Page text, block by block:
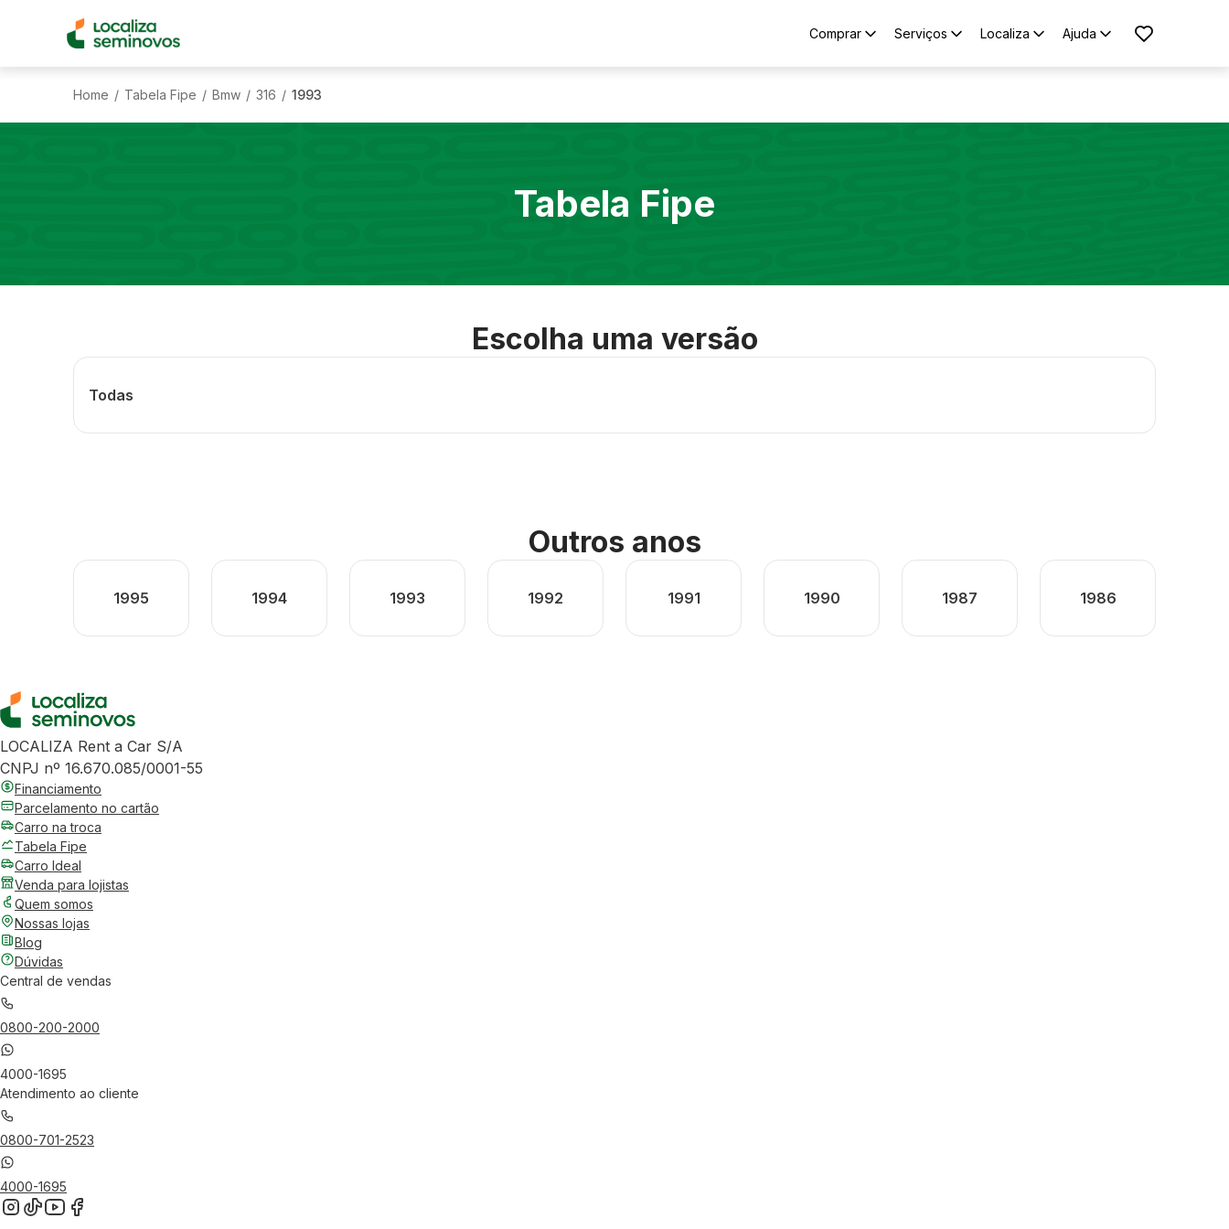
Comprar Serviços Localiza Ajuda
Home / Tabela Fipe / Bmw / 316 / 1993
Tabela Fipe
Escolha uma versão
Todas
Outros anos
1995 1994 1993 1992 1991 1990 1987 1986
LOCALIZA Rent a Car S/A
CNPJ nº 16.670.085/0001-55
Financiamento
Parcelamento no cartão
Carro na troca
Tabela Fipe
Carro Ideal
Venda para lojistas
Quem somos
Nossas lojas
Blog
Dúvidas
Central de vendas
0800-200-2000
4000-1695
Atendimento ao cliente
0800-701-2523
4000-1695